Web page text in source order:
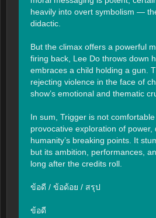
heavily into overt symbolism —
didactic.
But the climax offers a powerful
firing back, Lee Do throws down
embraces a child holding a gun.
rejecting violence in the face of
show’s emotional and thematic
In sum, Trigger is not
provocative exploration of power,
humanity’s breaking points. It
but its ambition, performances,
long after the credits roll.
ข้อดี / ข้อด้อย / สรุป
ข้อดี